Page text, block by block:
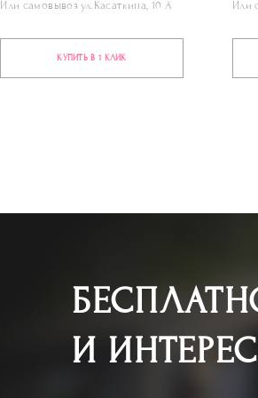
Или самовывоз ул.Касаткина, 10 А
КУПИТЬ В 1 КЛИК
Или
И